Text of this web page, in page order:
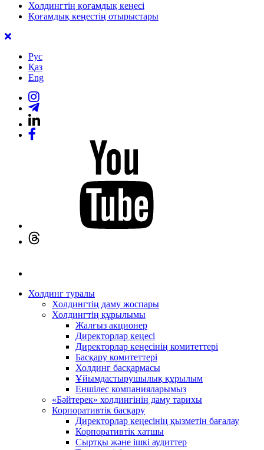
Холдингтің қоғамдық кеңесі
Қоғамдық кеңестің отырыстары
Рус
Қаз
Eng
Холдинг туралы
Холдингтің даму жоспары
Холдингтің құрылымы
Жалғыз акционер
Директорлар кеңесі
Директорлар кеңесінің комитеттері
Басқару комитеттері
Холдинг басқармасы
Ұйымдастырушылық құрылым
Еншілес компанияларымыз
«Бәйтерек» холдингінің даму тарихы
Корпоративтік басқару
Директорлар кеңесінің қызметін бағалау
Корпоративтік хатшы
Сыртқы және ішкі аудиттер